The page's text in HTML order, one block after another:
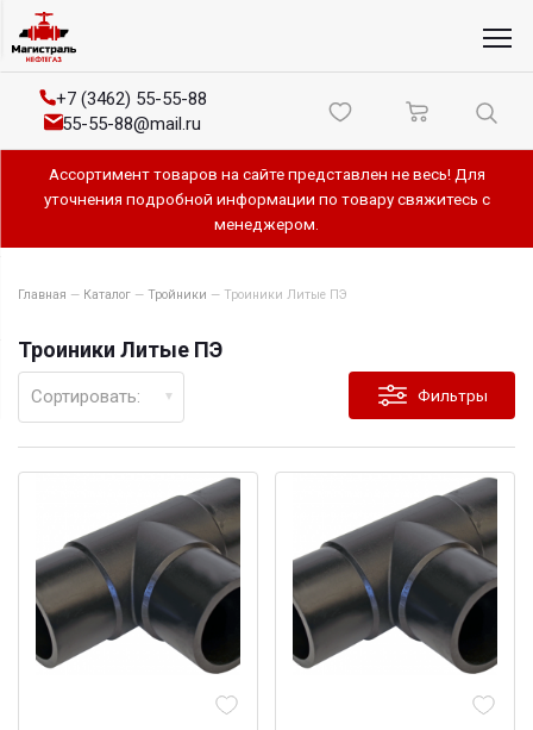
+7 (3462) 55-55-88
55-55-88@mail.ru
Ассортимент товаров на сайте представлен не весь! Для
уточнения подробной информации по товару свяжитесь с
менеджером.
Главная — Каталог — Тройники — Троиники Литые ПЭ
Троиники Литые ПЭ
Фильтры
Сортировать: